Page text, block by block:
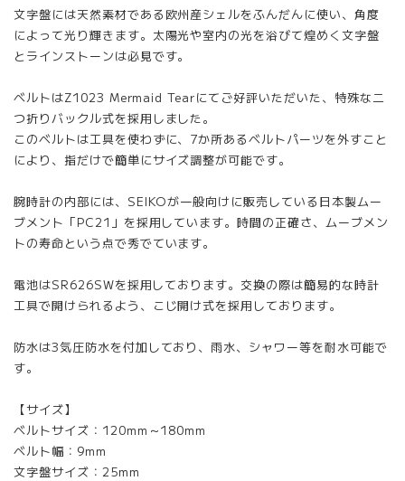
文字盤には天然素材である欧州産シェルをふんだんに使い、角度
によって光り輝きます。太陽光や室内の光を浴びて煌めく文字盤
とラインストーンは必見です。
ベルトはZ1023 Mermaid Tearにてご好評いただいた、特殊な二
つ折りバックル式を採用しました。
このベルトは工具を使わずに、7か所あるベルトパーツを外すこと
により、指だけで簡単にサイズ調整が可能です。
腕時計の内部には、SEIKOが一般向けに販売している日本製ムー
ブメント「PC21」を採用しています。時間の正確さ、ムーブメン
トの寿命という点で秀でています。
電池はSR626SWを採用しております。交換の際は簡易的な時計
工具で開けられるよう、こじ開け式を採用しております。
防水は3気圧防水を付加しており、雨水、シャワー等を耐水可能で
す。
【サイズ】
ベルトサイズ：120mm～180mm
ベルト幅：9mm
文字盤サイズ：25mm